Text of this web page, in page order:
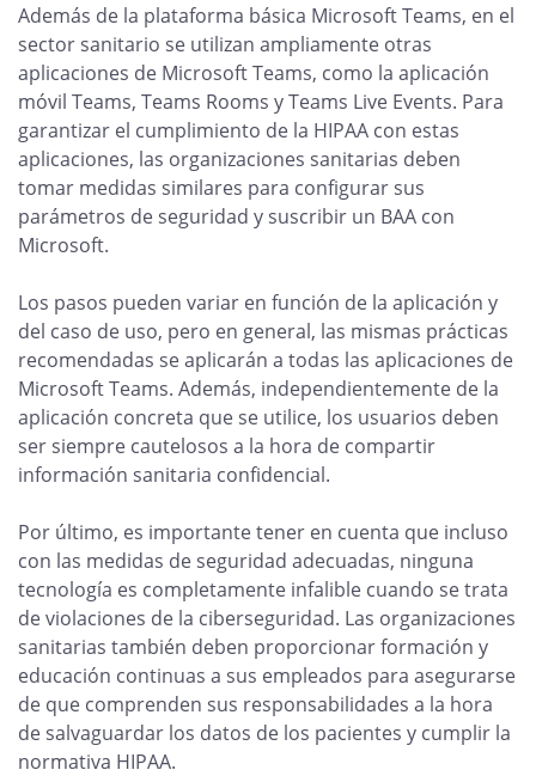
Además de la plataforma básica Microsoft Teams, en el
sector sanitario se utilizan ampliamente otras
aplicaciones de Microsoft Teams, como la aplicación
móvil Teams, Teams Rooms y Teams Live Events. Para
garantizar el cumplimiento de la HIPAA con estas
aplicaciones, las organizaciones sanitarias deben
tomar medidas similares para configurar sus
parámetros de seguridad y suscribir un BAA con
Microsoft.
Los pasos pueden variar en función de la aplicación y
del caso de uso, pero en general, las mismas prácticas
recomendadas se aplicarán a todas las aplicaciones de
Microsoft Teams. Además, independientemente de la
aplicación concreta que se utilice, los usuarios deben
ser siempre cautelosos a la hora de compartir
información sanitaria confidencial.
Por último, es importante tener en cuenta que incluso
con las medidas de seguridad adecuadas, ninguna
tecnología es completamente infalible cuando se trata
de violaciones de la ciberseguridad. Las organizaciones
sanitarias también deben proporcionar formación y
educación continuas a sus empleados para asegurarse
de que comprenden sus responsabilidades a la hora
de salvaguardar los datos de los pacientes y cumplir la
normativa HIPAA.